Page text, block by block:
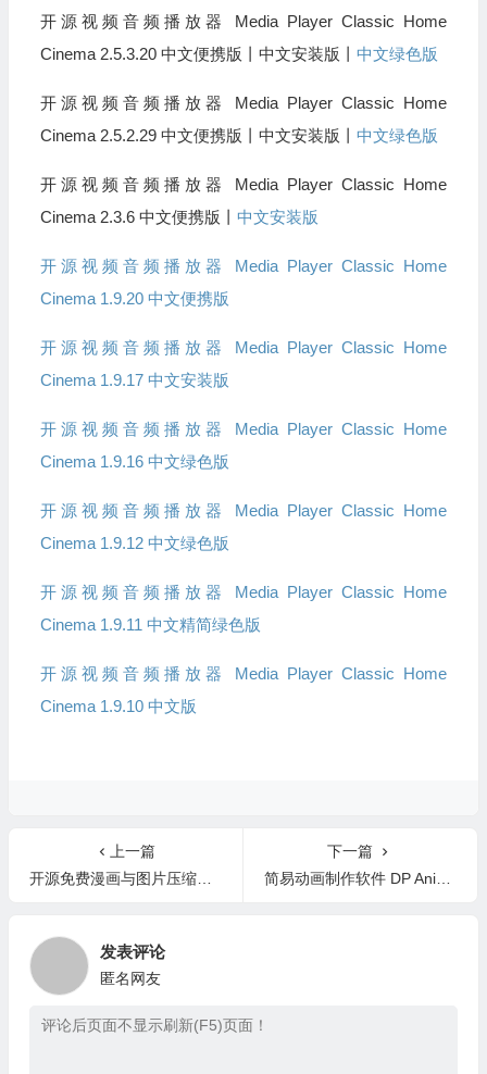
开源视频音频播放器 Media Player Classic Home
Cinema 2.5.3.20 中文便携版丨中文安装版丨 中文绿色版
开源视频音频播放器 Media Player Classic Home
Cinema 2.5.2.29 中文便携版丨中文安装版丨 中文绿色版
开源视频音频播放器 Media Player Classic Home
Cinema 2.3.6 中文便携版丨 中文安装版
开源视频音频播放器 Media Player Classic Home
Cinema 1.9.20 中文便携版
开源视频音频播放器 Media Player Classic Home
Cinema 1.9.17 中文安装版
开源视频音频播放器 Media Player Classic Home
Cinema 1.9.16 中文绿色版
开源视频音频播放器 Media Player Classic Home
Cinema 1.9.12 中文绿色版
开源视频音频播放器 Media Player Classic Home
Cinema 1.9.11 中文精简绿色版
开源视频音频播放器 Media Player Classic Home
Cinema 1.9.10 中文版
上一篇
开源免费漫画与图片压缩包浏览工具 NeeView v45.3 中文版-支持RAR/ZIP
下一篇
简易动画制作软件 DP Animation Maker 3.5.48 英文版-支持GIF/MP4导出
发表评论
匿名网友